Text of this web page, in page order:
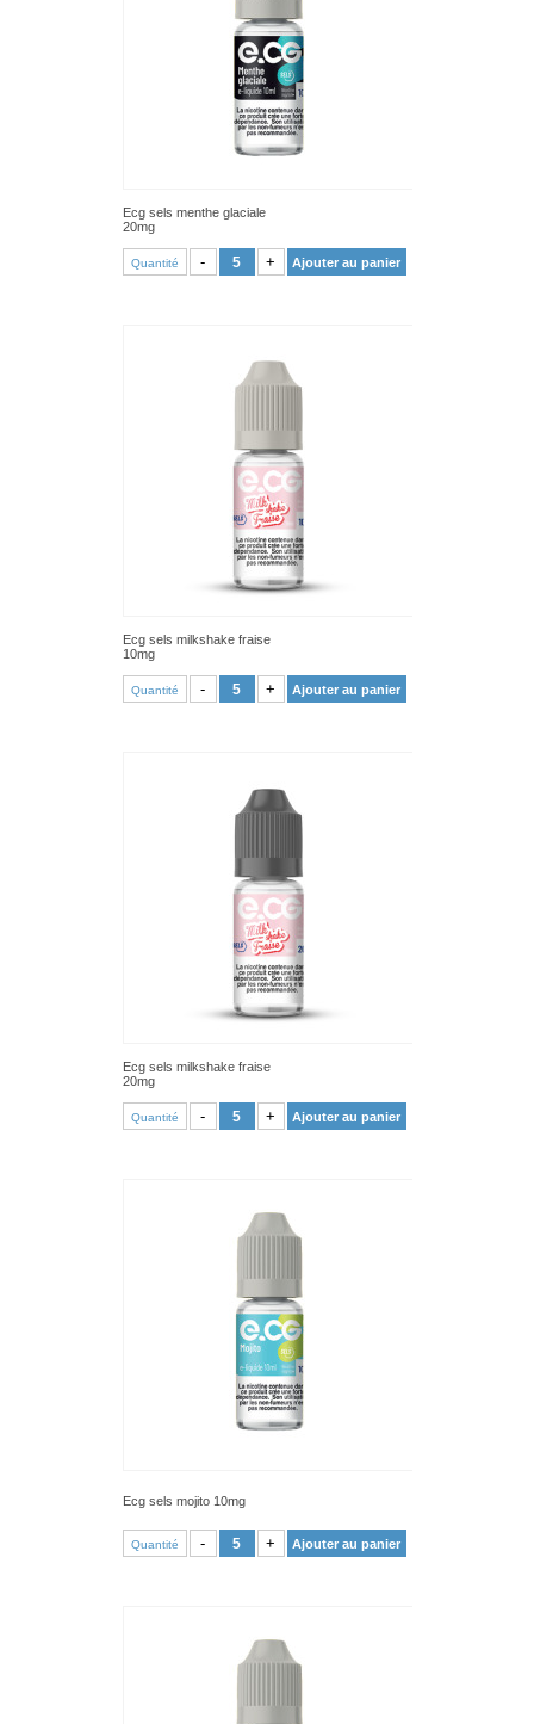
Ecg sels menthe glaciale
20mg
Quantité - + Ajouter au panier
Ecg sels milkshake fraise
10mg
Quantité - + Ajouter au panier
Ecg sels milkshake fraise
20mg
Quantité - + Ajouter au panier
Ecg sels mojito 10mg
Quantité - + Ajouter au panier